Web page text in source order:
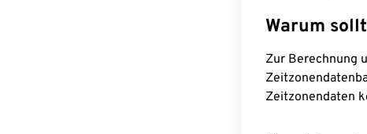
Warum
Zur Berechnung
Zeitzonendaten